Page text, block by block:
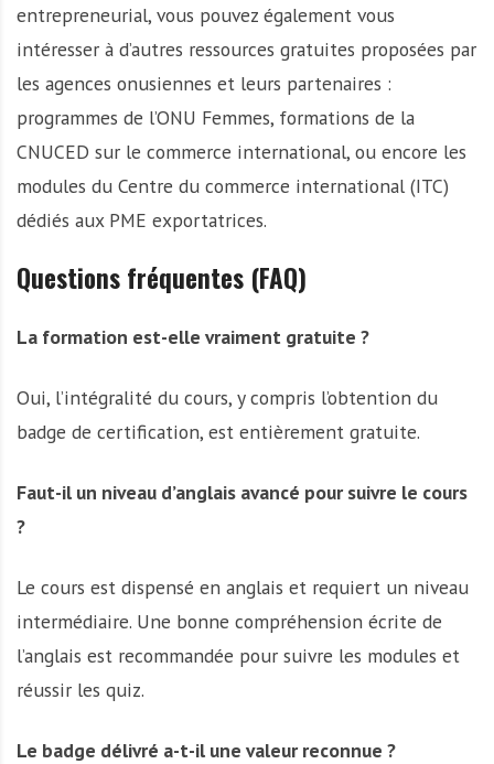
entrepreneurial, vous pouvez également vous
intéresser à d’autres ressources gratuites proposées par
les agences onusiennes et leurs partenaires :
programmes de l’ONU Femmes, formations de la
CNUCED sur le commerce international, ou encore les
modules du Centre du commerce international (ITC)
dédiés aux PME exportatrices.
Questions fréquentes (FAQ)
La formation est-elle vraiment gratuite ?
Oui, l’intégralité du cours, y compris l’obtention du
badge de certification, est entièrement gratuite.
Faut-il un niveau d’anglais avancé pour suivre le cours
?
Le cours est dispensé en anglais et requiert un niveau
intermédiaire. Une bonne compréhension écrite de
l’anglais est recommandée pour suivre les modules et
réussir les quiz.
Le badge délivré a-t-il une valeur reconnue ?